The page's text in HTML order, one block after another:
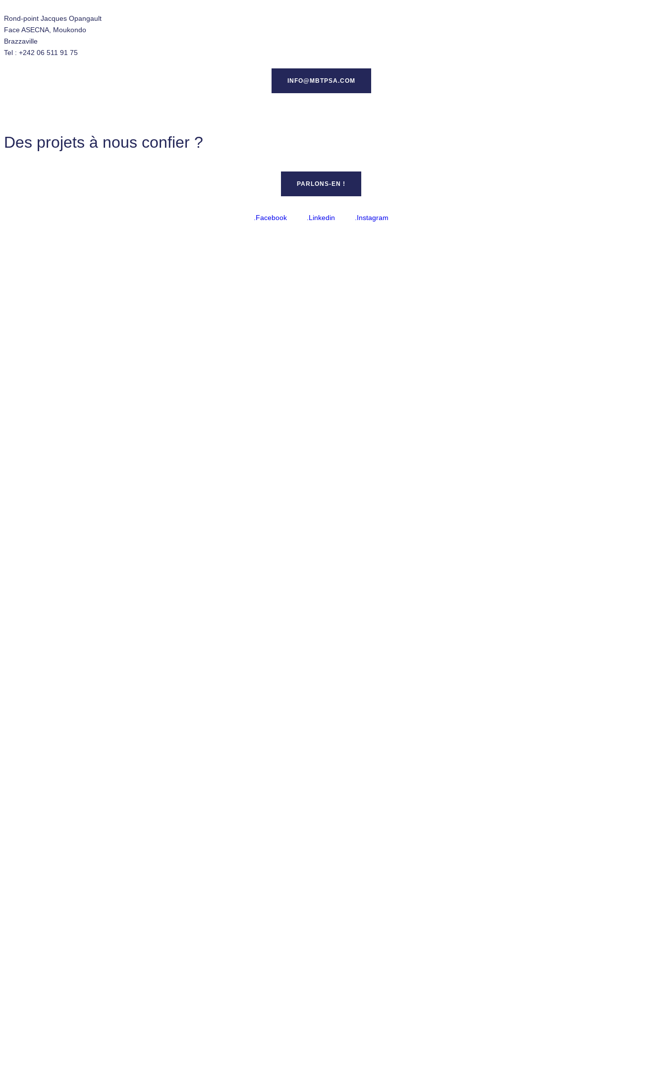
Rond-point Jacques Opangault
Face ASECNA, Moukondo
Brazzaville
Tel : +242 06 511 91 75
INFO@MBTPSA.COM
Des projets à nous confier ?
PARLONS-EN !
.Facebook .Linkedin .Instagram